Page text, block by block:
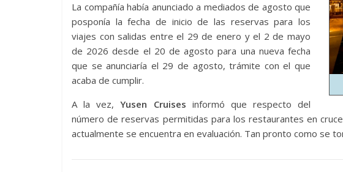
La compañía había anunciado a mediados de agosto que
posponía la fecha de inicio de las reservas para los
viajes con salidas entre el 29 de enero y el 2 de mayo
de 2026 desde el 20 de agosto para una nueva fecha
que se anunciaría el 29 de agosto, trámite con el que
acaba de cumplir.
A la vez,Yusen Cruises informó que respecto del
número de reservas permitidas para los restaurantes en
actualmente se encuentra en evaluación. Tan pronto como se